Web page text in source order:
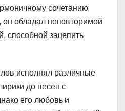
сочетанию
он обладал неповторимой
способной зацепить
исполнял различные
до песен с
его любовь и